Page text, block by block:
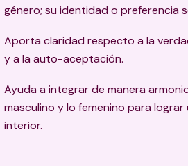
género; su identidad o preferencia
Aporta claridad respecto a la
y a la auto-aceptación.
Ayuda a integrar de manera
masculino y lo femenino para lograr
interior.